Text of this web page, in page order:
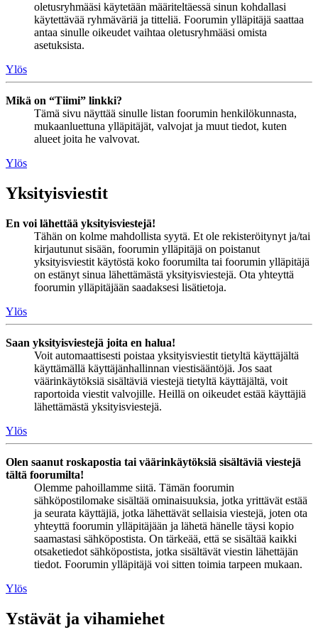
oletusryhmääsi käytetään määriteltäessä sinun kohdallasi
käytettävää ryhmäväriä ja titteliä. Foorumin ylläpitäjä saattaa
antaa sinulle oikeudet vaihtaa oletusryhmääsi omista
asetuksista.
Ylös
Mikä on “Tiimi” linkki?
Tämä sivu näyttää sinulle listan foorumin henkilökunnasta,
mukaanluettuna ylläpitäjät, valvojat ja muut tiedot, kuten
alueet joita he valvovat.
Ylös
Yksityisviestit
En voi lähettää yksityisviestejä!
Tähän on kolme mahdollista syytä. Et ole rekisteröitynyt ja/tai
kirjautunut sisään, foorumin ylläpitäjä on poistanut
yksityisviestit käytöstä koko foorumilta tai foorumin ylläpitäjä
on estänyt sinua lähettämästä yksityisviestejä. Ota yhteyttä
foorumin ylläpitäjään saadaksesi lisätietoja.
Ylös
Saan yksityisviestejä joita en halua!
Voit automaattisesti poistaa yksityisviestit tietyltä käyttäjältä
käyttämällä käyttäjänhallinnan viestisääntöjä. Jos saat
väärinkäytöksiä sisältäviä viestejä tietyltä käyttäjältä, voit
raportoida viestit valvojille. Heillä on oikeudet estää käyttäjiä
lähettämästä yksityisviestejä.
Ylös
Olen saanut roskapostia tai väärinkäytöksiä sisältäviä viestejä
tältä foorumilta!
Olemme pahoillamme siitä. Tämän foorumin
sähköpostilomake sisältää ominaisuuksia, jotka yrittävät estää
ja seurata käyttäjiä, jotka lähettävät sellaisia viestejä, joten ota
yhteyttä foorumin ylläpitäjään ja lähetä hänelle täysi kopio
saamastasi sähköpostista. On tärkeää, että se sisältää kaikki
otsaketiedot sähköpostista, jotka sisältävät viestin lähettäjän
tiedot. Foorumin ylläpitäjä voi sitten toimia tarpeen mukaan.
Ylös
Ystävät ja vihamiehet